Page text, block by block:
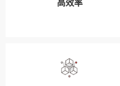
高效率